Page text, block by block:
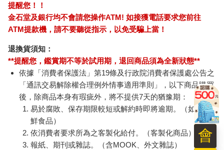
提醒您！！
金石堂及銀行均不會請您操作ATM! 如接獲電話要求您前往
ATM提款機，請不要聽從指示，以免受騙上當！
退換貨須知：
**提醒您，鑑賞期不等於試用期，退回商品須為全新狀態**
依據「消費者保護法」第19條及行政院消費者保護處公告之
「通訊交易解除權合理例外情事適用準則」，以下商品購買
後，除商品本身有瑕疵外，將不提供7天的猶豫期：
易於腐敗、保存期限較短或解約時即將逾期。（如：生
鮮食品）
依消費者要求所為之客製化給付。（客製化商品）
報紙、期刊或雜誌。（含MOOK、外文雜誌）
會